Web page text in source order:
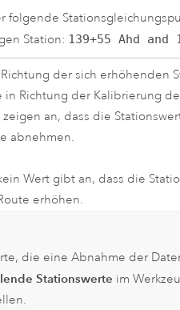
folgende
Station: 139+55 Ahd and
der sich erhöhenden
in Richtung der Kalibrierung
an, dass die
abnehmen.
Wert gibt an, dass die
erhöhen.
die eine Abnahme der
Stationswerte im